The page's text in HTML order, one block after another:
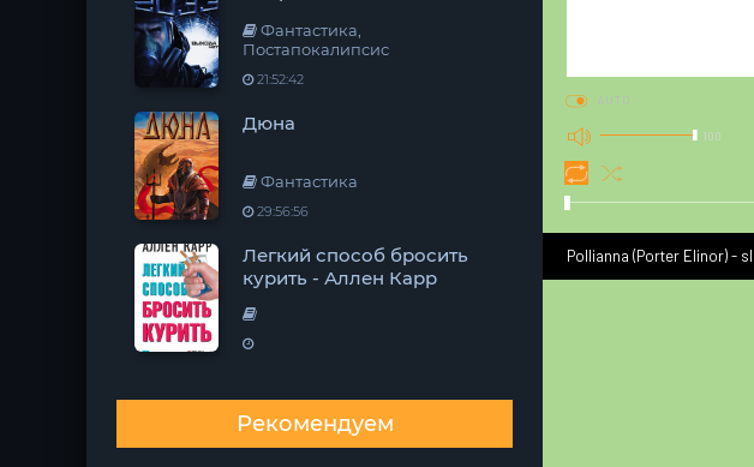
Фантастика,
Постапокалипсис
21:52:42
Дюна
Фантастика
29:56:56
Легкий способ бросить
курить - Аллен Карр
Рекомендуем
100
AUTO
Pollianna (Porter Elinor) -